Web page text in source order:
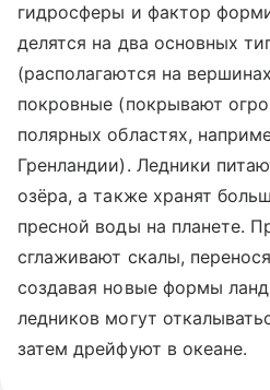
гидросферы и фактор
делятся на два основных
(располагаются на
покровные (покрывают
полярных областях,
Гренландии). Ледники
озёра, а также хранят
пресной воды на планете.
сглаживают скалы,
создавая новые формы
ледников могут
затем дрейфуют в океане.